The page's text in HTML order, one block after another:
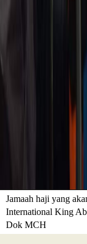
Jamaah haji yang
International King
Dok MCH